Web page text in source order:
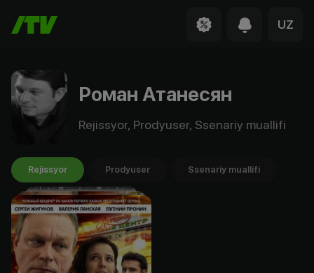
UZ
Роман Атанесян
Rejissyor, Prodyuser, Ssenariy muallifi
Rejissyor Prodyuser Ssenariy muallifi